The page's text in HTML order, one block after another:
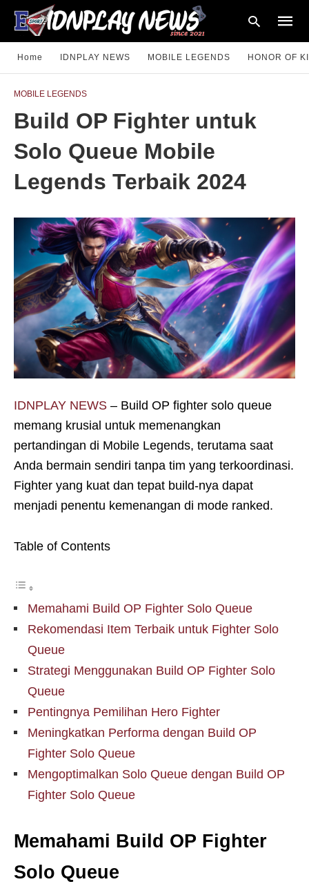
Home IDNPLAY NEWS MOBILE LEGENDS HONOR OF
MOBILE LEGENDS
Build OP Fighter untuk
Solo Queue Mobile
Legends Terbaik 2024
IDNPLAY NEWS – Build OP fighter solo queue
memang krusial untuk memenangkan
pertandingan di Mobile Legends, terutama saat
Anda bermain sendiri tanpa tim yang terkoordinasi.
Fighter yang kuat dan tepat build-nya dapat
menjadi penentu kemenangan di mode ranked.
Table of Contents
Memahami Build OP Fighter Solo Queue
Rekomendasi Item Terbaik untuk Fighter Solo
Queue
Strategi Menggunakan Build OP Fighter Solo
Queue
Pentingnya Pemilihan Hero Fighter
Meningkatkan Performa dengan Build OP
Fighter Solo Queue
Mengoptimalkan Solo Queue dengan Build OP
Fighter Solo Queue
Memahami Build OP Fighter
Solo Queue